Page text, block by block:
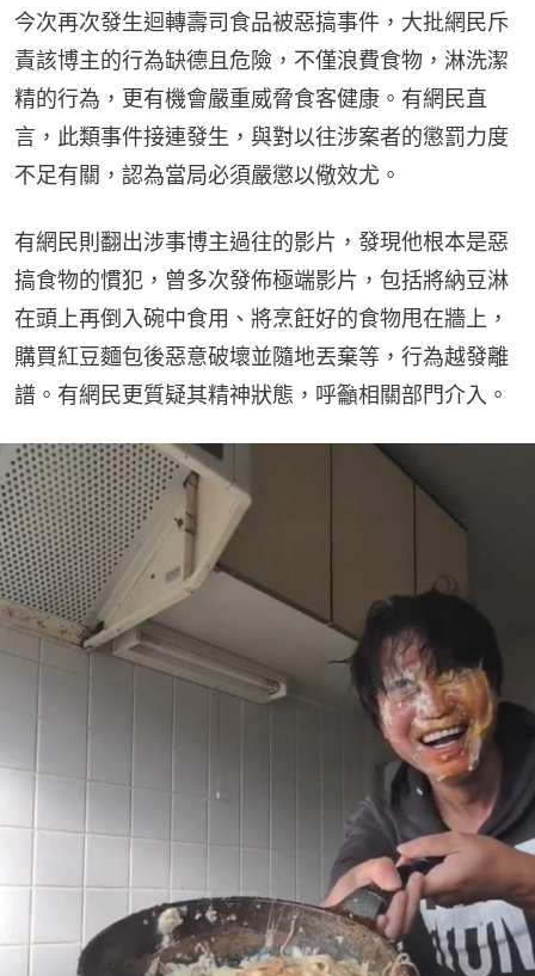
今次再次發生迴轉壽司食品被惡搞事件，大批網民斥
責該博主的行為缺德且危險，不僅浪費食物，淋洗潔
精的行為，更有機會嚴重威脅食客健康。有網民直
言，此類事件接連發生，與對以往涉案者的懲罰力度
不足有關，認為當局必須嚴懲以儆效尤。
有網民則翻出涉事博主過往的影片，發現他根本是惡
搞食物的慣犯，曾多次發佈極端影片，包括將納豆淋
在頭上再倒入碗中食用、將烹飪好的食物甩在牆上，
購買紅豆麵包後惡意破壞並隨地丟棄等，行為越發離
譜。有網民更質疑其精神狀態，呼籲相關部門介入。